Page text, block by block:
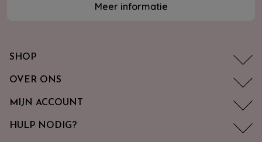
Meer informatie
SHOP
OVER ONS
MIJN ACCOUNT
HULP NODIG?